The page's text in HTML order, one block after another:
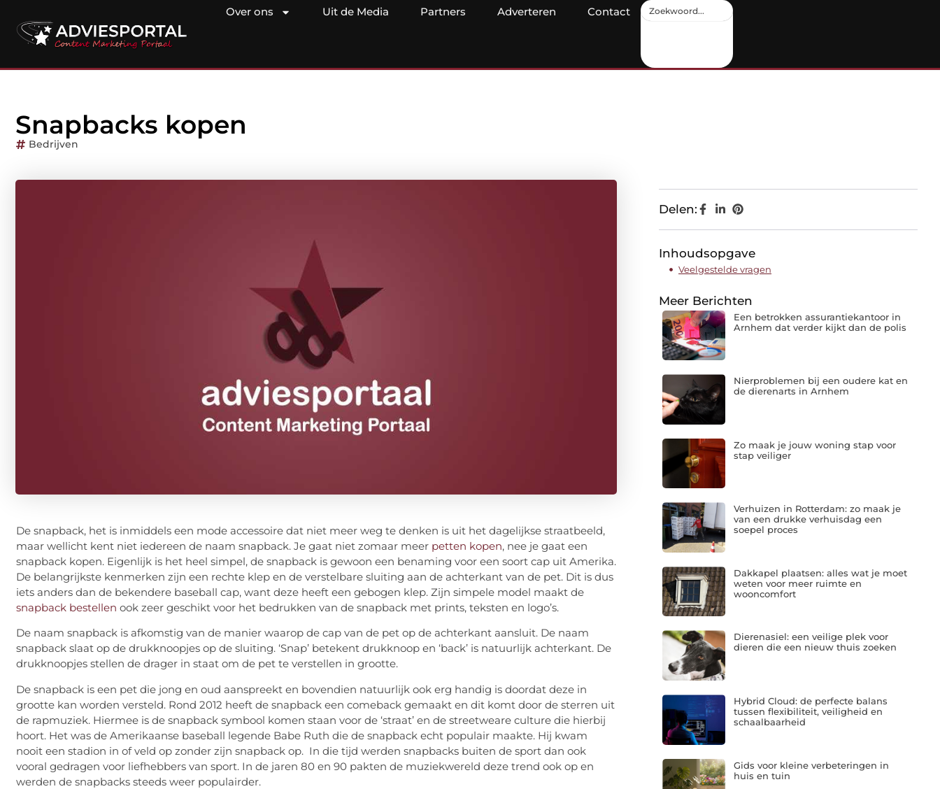
Over ons Uit de Media Partners Adverteren Contact
Snapbacks kopen
Bedrijven
De snapback, het is inmiddels een mode accessoire dat niet meer weg te denken is uit het dagelijkse straatbeeld,
maar wellicht kent niet iedereen de naam snapback. Je gaat niet zomaar meer petten kopen, nee je gaat een
snapback kopen. Eigenlijk is het heel simpel, de snapback is gewoon een benaming voor een soort cap uit Amerika.
De belangrijkste kenmerken zijn een rechte klep en de verstelbare sluiting aan de achterkant van de pet. Dit is dus
iets anders dan de bekendere baseball cap, want deze heeft een gebogen klep. Zijn simpele model maakt de
snapback bestellen ook zeer geschikt voor het bedrukken van de snapback met prints, teksten en logo’s.
De naam snapback is afkomstig van de manier waarop de cap van de pet op de achterkant aansluit. De naam
snapback slaat op de drukknoopjes op de sluiting. ‘Snap’ betekent drukknoop en ‘back’ is natuurlijk achterkant. De
drukknoopjes stellen de drager in staat om de pet te verstellen in grootte.
De snapback is een pet die jong en oud aanspreekt en bovendien natuurlijk ook erg handig is doordat deze in
grootte kan worden versteld. Rond 2012 heeft de snapback een comeback gemaakt en dit komt door de sterren uit
de rapmuziek. Hiermee is de snapback symbool komen staan voor de ‘straat’ en de streetweare culture die hierbij
hoort. Het was de Amerikaanse baseball legende Babe Ruth die de snapback echt populair maakte. Hij kwam
nooit een stadion in of veld op zonder zijn snapback op. In die tijd werden snapbacks buiten de sport dan ook
vooral gedragen voor liefhebbers van sport. In de jaren 80 en 90 pakten de muziekwereld deze trend ook op en
werden de snapbacks steeds weer populairder.
Delen:
Inhoudsopgave
Veelgestelde vragen
Meer Berichten
Een betrokken assurantiekantoor in
Arnhem dat verder kijkt dan de polis
Nierproblemen bij een oudere kat en
de dierenarts in Arnhem
Zo maak je jouw woning stap voor
stap veiliger
Verhuizen in Rotterdam: zo maak je
van een drukke verhuisdag een
soepel proces
Dakkapel plaatsen: alles wat je moet
weten voor meer ruimte en
wooncomfort
Dierenasiel: een veilige plek voor
dieren die een nieuw thuis zoeken
Hybrid Cloud: de perfecte balans
tussen flexibiliteit, veiligheid en
schaalbaarheid
Gids voor kleine verbeteringen in
huis en tuin